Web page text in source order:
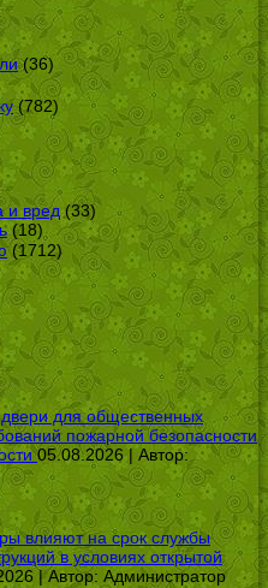
(36)
(782)
и вред(33)
(18)
(1712)
для общественных
пожарной безопасности
05.08.2026 | Автор:
влияют на срок службы
в условиях открытой
| Автор: Администратор